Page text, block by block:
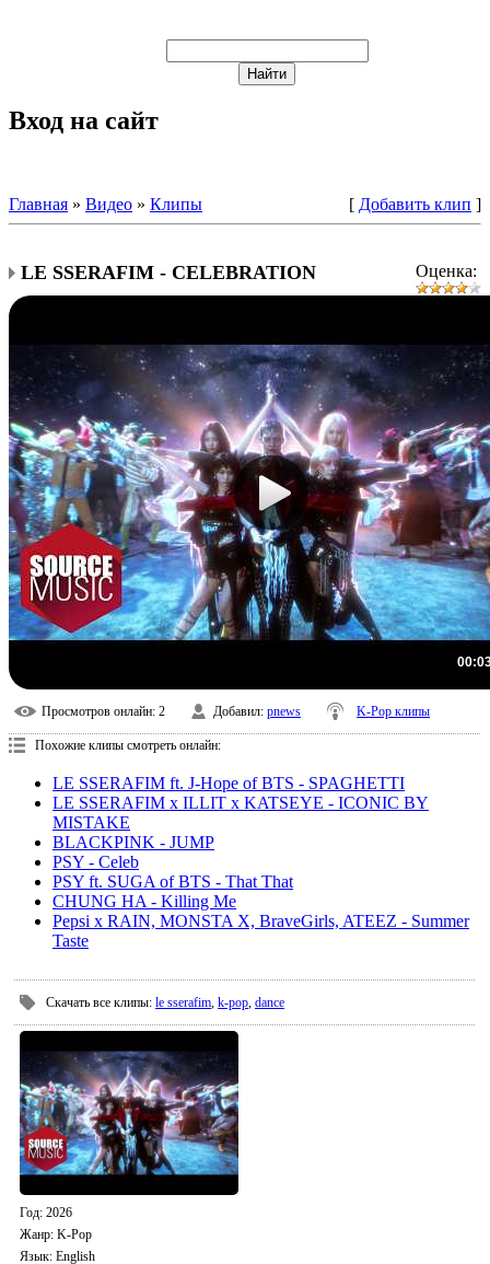
Вход на сайт
Главная » Видео » Клипы [ Добавить клип ]
Оценка:
LE SSERAFIM - CELEBRATION
Просмотров онлайн: 2 Добавил: pnews K-Pop клипы
Похожие клипы смотреть онлайн:
LE SSERAFIM ft. J-Hope of BTS - SPAGHETTI
LE SSERAFIM x ILLIT x KATSEYE - ICONIC BY
MISTAKE
BLACKPINK - JUMP
PSY - Celeb
PSY ft. SUGA of BTS - That That
CHUNG HA - Killing Me
Pepsi x RAIN, MONSTA X, BraveGirls, ATEEZ - Summer
Taste
Скачать все клипы: le sserafim, k-pop, dance
Год: 2026
Жанр: K-Pop
Язык: English